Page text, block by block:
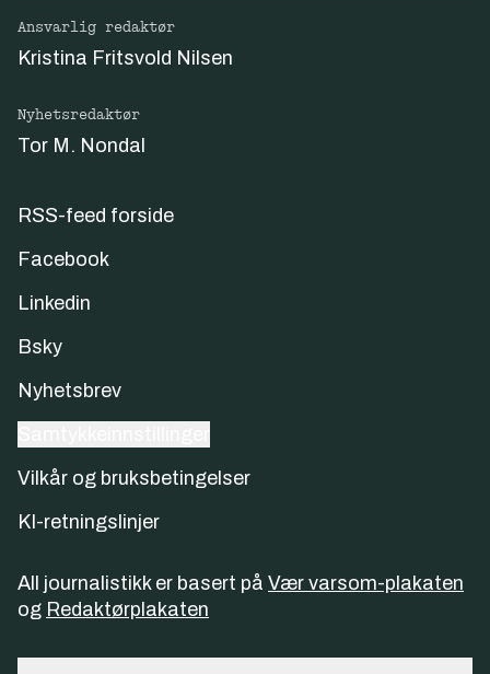
Ansvarlig redaktør
Kristina Fritsvold Nilsen
Nyhetsredaktør
Tor M. Nondal
RSS-feed forside
Facebook
Linkedin
Bsky
Nyhetsbrev
Vilkår og bruksbetingelser
KI-retningslinjer
All journalistikk er basert på Vær varsom-plakaten
og Redaktørplakaten